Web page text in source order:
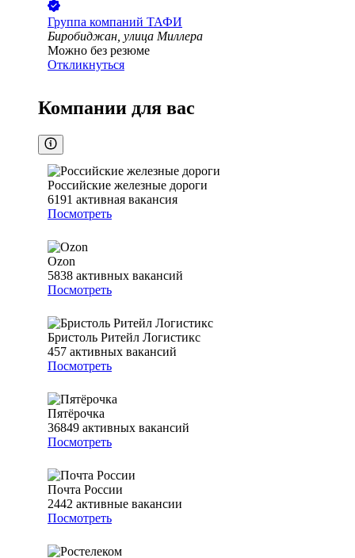
Группа компаний ТАФИ
Биробиджан, улица Миллера
Можно без резюме
Откликнуться
Компании для вас
Российские железные дороги
6191 активная вакансия
Посмотреть
Ozon
5838 активных вакансий
Посмотреть
Бристоль Ритейл Логистикс
457 активных вакансий
Посмотреть
Пятёрочка
36849 активных вакансий
Посмотреть
Почта России
2442 активные вакансии
Посмотреть